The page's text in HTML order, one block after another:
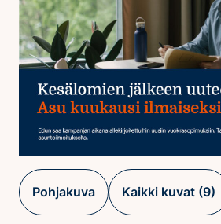
Pohjakuva Kaikki kuvat (9)